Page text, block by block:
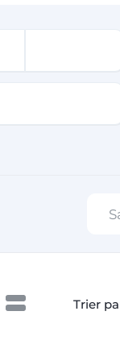
Trier